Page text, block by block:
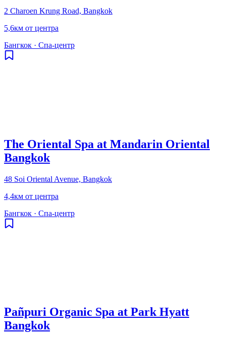
2 Charoen Krung Road, Bangkok
5,6км от центра
Бангкок · Спа-центр
The Oriental Spa at Mandarin Oriental
Bangkok
48 Soi Oriental Avenue, Bangkok
4,4км от центра
Бангкок · Спа-центр
Pañpuri Organic Spa at Park Hyatt
Bangkok